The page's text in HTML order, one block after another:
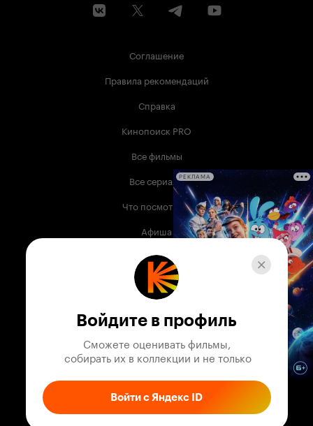
Соглашение
Правила рекомендаций
Справка
Кинопоиск PRO
Все фильмы
Все сериалы
Что посмотреть
Афиша
Музыка
Телепрограмма
Служба поддержки
РЕКЛАМА
Войдите в профиль
Сможете оценивать фильмы,
собирать их в коллекции и не только
Войти с Яндекс ID